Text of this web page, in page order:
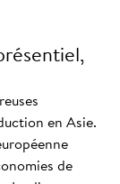
en Asie.
de